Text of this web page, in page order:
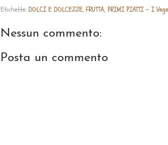
Etichette: DOLCI E DOLCEZZE, FRUTTA, PRIMI PIATTI - I
Nessun commento:
Posta un commento